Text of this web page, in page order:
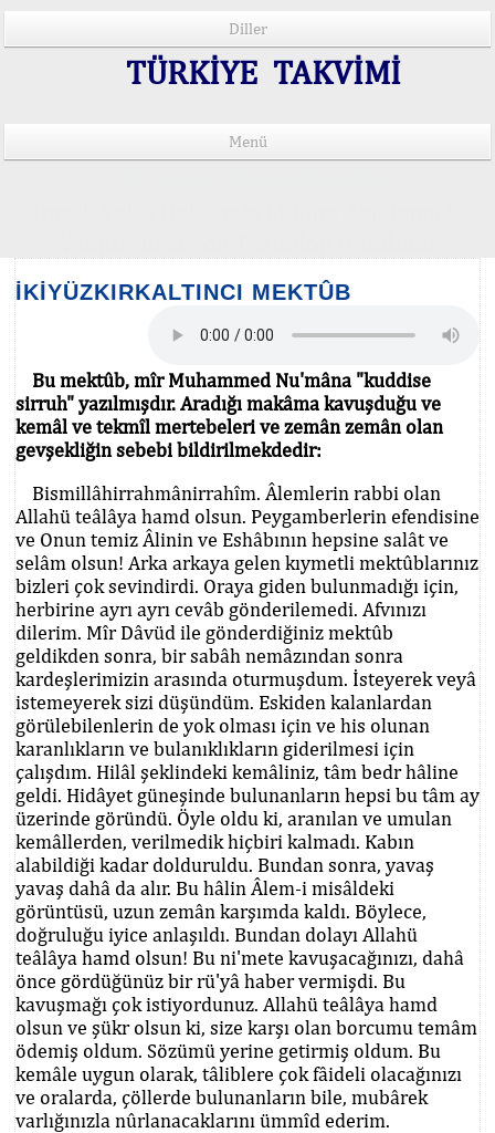
Diller
TÜRKİYE TAKVİMİ
Menü
İKİYÜZKIRKALTINCI MEKTÛB
Bu mektûb, mîr Muhammed Nu'mâna "kuddise
sirruh" yazılmışdır. Aradığı makâma kavuşduğu ve
kemâl ve tekmîl mertebeleri ve zemân zemân olan
gevşekliğin sebebi bildirilmekdedir:
Bismillâhirrahmânirrahîm. Âlemlerin rabbi olan
Allahü teâlâya hamd olsun. Peygamberlerin efendisine
ve Onun temiz Âlinin ve Eshâbının hepsine salât ve
selâm olsun! Arka arkaya gelen kıymetli mektûblarınız
bizleri çok sevindirdi. Oraya giden bulunmadığı için,
herbirine ayrı ayrı cevâb gönderilemedi. Afvınızı
dilerim. Mîr Dâvüd ile gönderdiğiniz mektûb
geldikden sonra, bir sabâh nemâzından sonra
kardeşlerimizin arasında oturmuşdum. İsteyerek veyâ
istemeyerek sizi düşündüm. Eskiden kalanlardan
görülebilenlerin de yok olması için ve his olunan
karanlıkların ve bulanıklıkların giderilmesi için
çalışdım. Hilâl şeklindeki kemâliniz, tâm bedr hâline
geldi. Hidâyet güneşinde bulunanların hepsi bu tâm ay
üzerinde göründü. Öyle oldu ki, aranılan ve umulan
kemâllerden, verilmedik hiçbiri kalmadı. Kabın
alabildiği kadar dolduruldu. Bundan sonra, yavaş
yavaş dahâ da alır. Bu hâlin Âlem-i misâldeki
görüntüsü, uzun zemân karşımda kaldı. Böylece,
doğruluğu iyice anlaşıldı. Bundan dolayı Allahü
teâlâya hamd olsun! Bu ni'mete kavuşacağınızı, dahâ
önce gördüğünüz bir rü'yâ haber vermişdi. Bu
kavuşmağı çok istiyordunuz. Allahü teâlâya hamd
olsun ve şükr olsun ki, size karşı olan borcumu temâm
ödemiş oldum. Sözümü yerine getirmiş oldum. Bu
kemâle uygun olarak, tâliblere çok fâideli olacağınızı
ve oralarda, çöllerde bulunanların bile, mubârek
varlığınızla nûrlanacaklarını ümmîd ederim.